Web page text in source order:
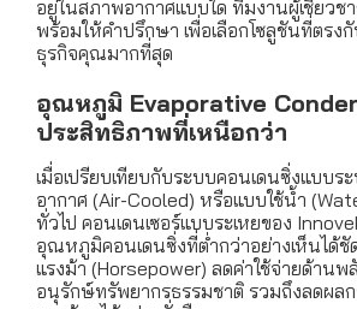
อยู่ในสภาพอากาศแบบใด ทีมงานผู้เชี่ยว
พร้อมให้คำปรึกษา เพื่อเลือกโซลูชันที่ตรง
ธุรกิจคุณมากที่สุด
อุณหภูมิ Evaporative
ประสิทธิภาพที่เหนือกว่า
เมื่อเปรียบเทียบกับระบบคอนเดนซิ่งแบบร
อากาศ (Air-Cooled) หรือแบบใช้น้ำ
ทั่วไป คอนเดนเซอร์แบบระเหยของ
อุณหภูมิคอนเดนซิ่งที่ต่ำกว่าอย่างเห็นได้ชั
แรงม้า (Horsepower) ลดค่าใช้จ่ายด้านพ
อนุรักษ์ทรัพยากรธรรมชาติ รวมถึงลดผล